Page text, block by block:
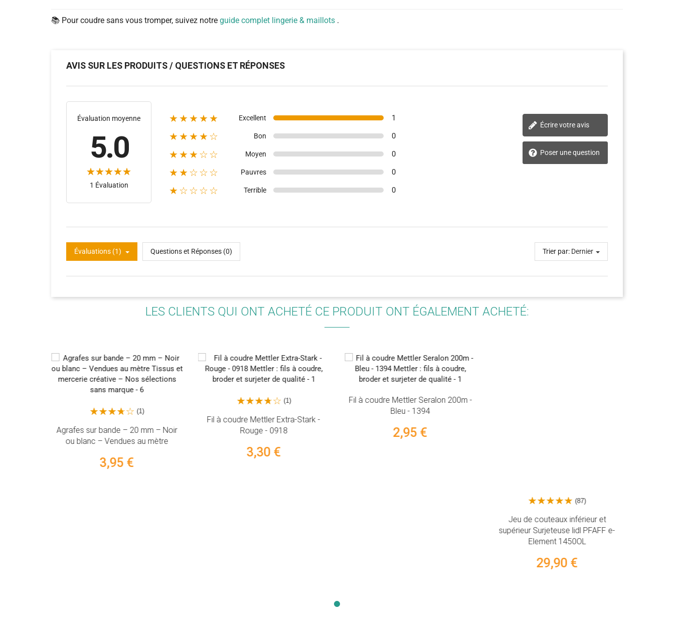
📚 Pour coudre sans vous tromper, suivez notre guide complet lingerie & maillots .
AVIS SUR LES PRODUITS / QUESTIONS ET RÉPONSES
Évaluation moyenne
5.0
1 Évaluation
★★★★★ Excellent 1
★★★★☆ Bon 0
★★★☆☆ Moyen 0
★★☆☆☆ Pauvres 0
★☆☆☆☆ Terrible 0
Écrire votre avis
Poser une question
Évaluations (1) Questions et Réponses (0) Trier par: Dernier
LES CLIENTS QUI ONT ACHETÉ CE PRODUIT ONT ÉGALEMENT ACHETÉ:
(1)
Agrafes sur bande – 20 mm – Noir
ou blanc – Vendues au mètre
3,95 €
(1)
Fil à coudre Mettler Extra-Stark -
Rouge - 0918
3,30 €
Fil à coudre Mettler Seralon 200m -
Bleu - 1394
2,95 €